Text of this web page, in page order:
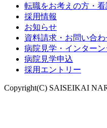
転職をお考えの方・
採用情報
お知らせ
資料請求・お問い合わ
病院見学・インター
病院見学申込
採用エントリー
Copyright(C) SAISEIKAI